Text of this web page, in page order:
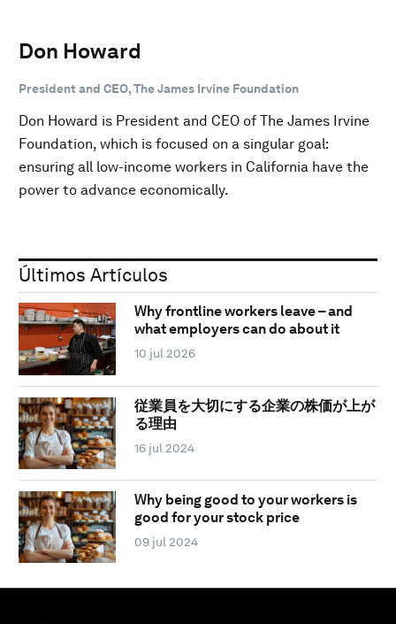
Don Howard
President and CEO, The James Irvine Foundation
Don Howard is President and CEO of The James Irvine
Foundation, which is focused on a singular goal:
ensuring all low-income workers in California have the
power to advance economically.
Últimos Artículos
Why frontline workers leave – and
what employers can do about it
10 jul 2026
従業員を大切にする企業の株価が上が
る理由
16 jul 2024
Why being good to your workers is
good for your stock price
09 jul 2024